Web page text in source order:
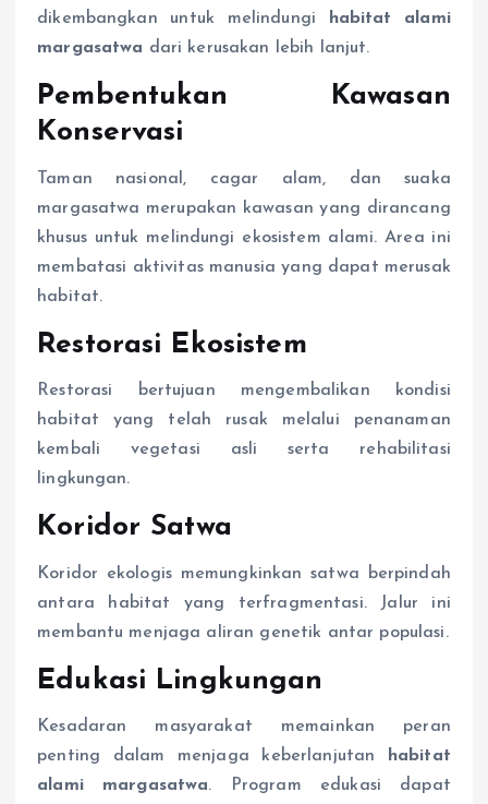
dikembangkan untuk melindungi habitat alami
margasatwa dari kerusakan lebih lanjut.
Pembentukan Kawasan
Konservasi
Taman nasional, cagar alam, dan suaka
margasatwa merupakan kawasan yang dirancang
khusus untuk melindungi ekosistem alami. Area ini
membatasi aktivitas manusia yang dapat merusak
habitat.
Restorasi Ekosistem
Restorasi bertujuan mengembalikan kondisi
habitat yang telah rusak melalui penanaman
kembali vegetasi asli serta rehabilitasi
lingkungan.
Koridor Satwa
Koridor ekologis memungkinkan satwa berpindah
antara habitat yang terfragmentasi. Jalur ini
membantu menjaga aliran genetik antar populasi.
Edukasi Lingkungan
Kesadaran masyarakat memainkan peran
penting dalam menjaga keberlanjutan
habitat
alami margasatwa. Program edukasi dapat